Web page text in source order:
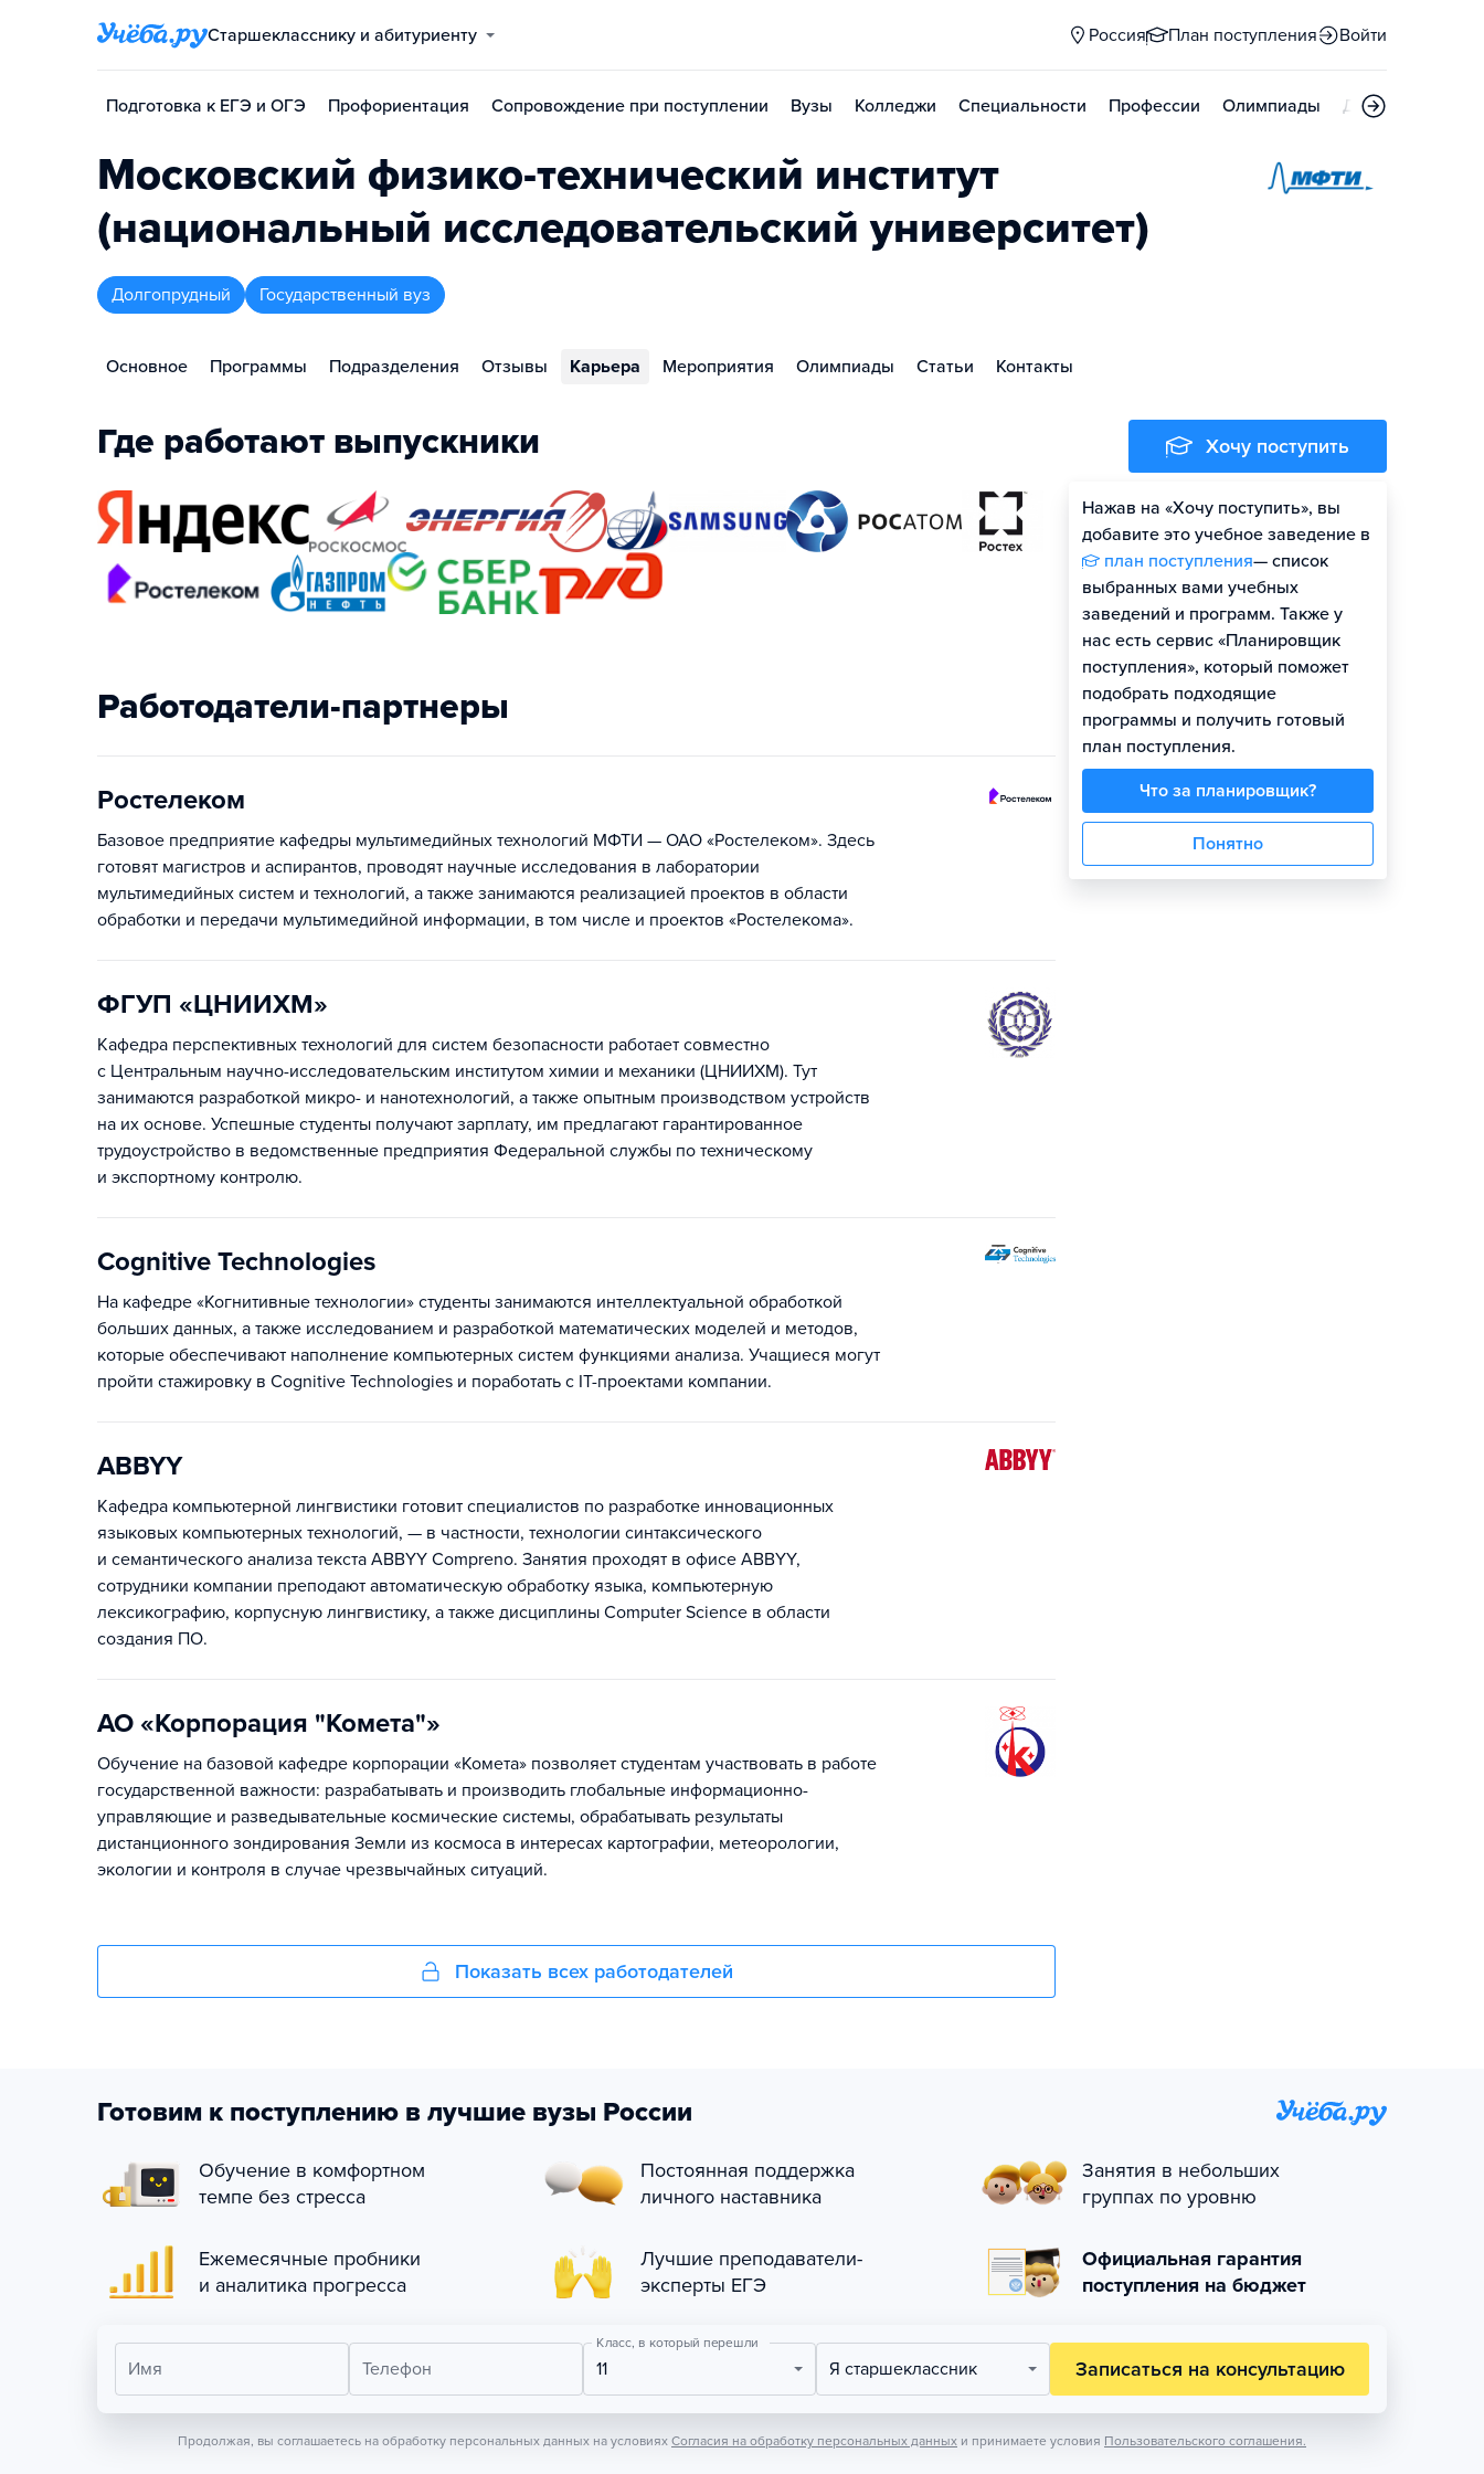
Старшекласснику и абитуриенту Россия План поступления Войти
Подготовка к ЕГЭ и ОГЭ Профориентация Сопровождение при поступлении Вузы Колледжи Специальности Профессии Олимпиады Дни открытых
Московский физико-технический институт
(национальный исследовательский университет)
Долгопрудный Государственный вуз
Основное Программы Подразделения Отзывы Карьера Мероприятия Олимпиады Статьи Контакты
Где работают выпускники
Работодатели-партнеры
Ростелеком
Базовое предприятие кафедры мультимедийных технологий МФТИ — ОАО «Ростелеком». Здесь
готовят магистров и аспирантов, проводят научные исследования в лаборатории
мультимедийных систем и технологий, а также занимаются реализацией проектов в области
обработки и передачи мультимедийной информации, в том числе и проектов «Ростелекома».
ФГУП «ЦНИИХМ»
Кафедра перспективных технологий для систем безопасности работает совместно
с Центральным научно-исследовательским институтом химии и механики (ЦНИИХМ). Тут
занимаются разработкой микро- и нанотехнологий, а также опытным производством устройств
на их основе. Успешные студенты получают зарплату, им предлагают гарантированное
трудоустройство в ведомственные предприятия Федеральной службы по техническому
и экспортному контролю.
Cognitive Technologies
На кафедре «Когнитивные технологии» студенты занимаются интеллектуальной обработкой
больших данных, а также исследованием и разработкой математических моделей и методов,
которые обеспечивают наполнение компьютерных систем функциями анализа. Учащиеся могут
пройти стажировку в Cognitive Technologies и поработать с IT-проектами компании.
ABBYY
Кафедра компьютерной лингвистики готовит специалистов по разработке инновационных
языковых компьютерных технологий, — в частности, технологии синтаксического
и семантического анализа текста ABBYY Compreno. Занятия проходят в офисе ABBYY,
сотрудники компании преподают автоматическую обработку языка, компьютерную
лексикографию, корпусную лингвистику, а также дисциплины Computer Science в области
создания ПО.
АО «Корпорация "Комета"»
Обучение на базовой кафедре корпорации «Комета» позволяет студентам участвовать в работе
государственной важности: разрабатывать и производить глобальные информационно-
управляющие и разведывательные космические системы, обрабатывать результаты
дистанционного зондирования Земли из космоса в интересах картографии, метеорологии,
экологии и контроля в случае чрезвычайных ситуаций.
Показать всех работодателей
Хочу поступить
Нажав на «Хочу поступить», вы
добавите это учебное заведение в
план поступления— список
выбранных вами учебных
заведений и программ. Также у
нас есть сервис «Планировщик
поступления», который поможет
подобрать подходящие
программы и получить готовый
план поступления.
Что за планировщик?
Понятно
Оценить шансы
Готовим к поступлению в лучшие вузы России
Обучение в комфортном
темпе без стресса
Постоянная поддержка
личного наставника
Занятия в небольших
группах по уровню
Ежемесячные пробники
и аналитика прогресса
Лучшие преподаватели-
эксперты ЕГЭ
Официальная гарантия
поступления на бюджет
Имя Телефон
Класс, в который перешли
11 Я старшеклассник Записаться на консультацию
Продолжая, вы соглашаетесь на обработку персональных данных на условиях Согласия на обработку персональных данных и принимаете условия Пользовательского соглашения.